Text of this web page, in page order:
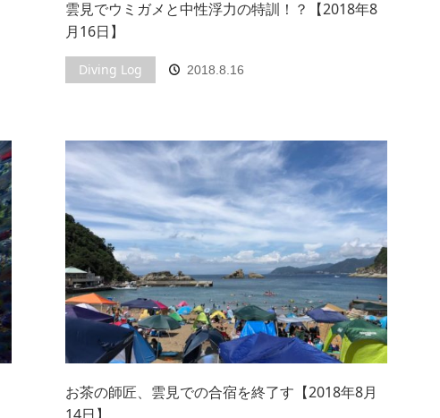
雲見でウミガメと中性浮力の特訓！？【2018年8
月16日】
Diving Log 2018.8.16
お茶の師匠、雲見での合宿を終了す【2018年8月